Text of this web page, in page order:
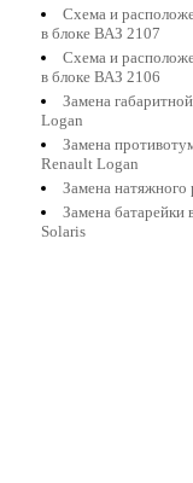
Схема и
в блоке ВАЗ 2107
Схема и
в блоке ВАЗ 2106
Замена
Logan
Замена
Renault Logan
Замена
Замена батарейки
Solaris